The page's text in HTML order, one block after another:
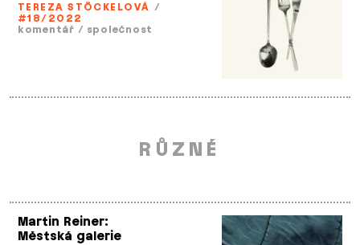
TEREZA STÖCKELOVÁ /
#18/2022
komentář / společnost
RŮZNÉ
Martin Reiner:
Městská galerie